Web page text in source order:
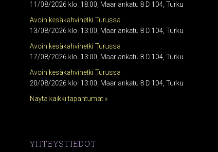
11/08/2026 klo. 18:00, Maariankatu 8 D 104, Turku
Avoin kesäkahvihetki Turussa
13/08/2026 klo. 13:00, Maariankatu 8 D 104, Turku
Avoin kesäkahvihetki Turussa
17/08/2026 klo. 13:00, Maariankatu 8 D 104, Turku
Avoin kesäkahvihetki Turussa
20/08/2026 klo. 13:00, Maariankatu 8 D 104, Turku
Näytä kaikki tapahtumat »
YHTEYSTIEDOT